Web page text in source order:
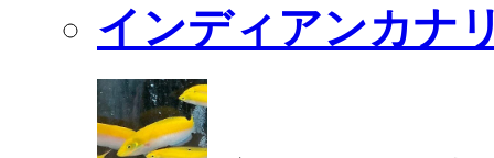
インディアンカナ